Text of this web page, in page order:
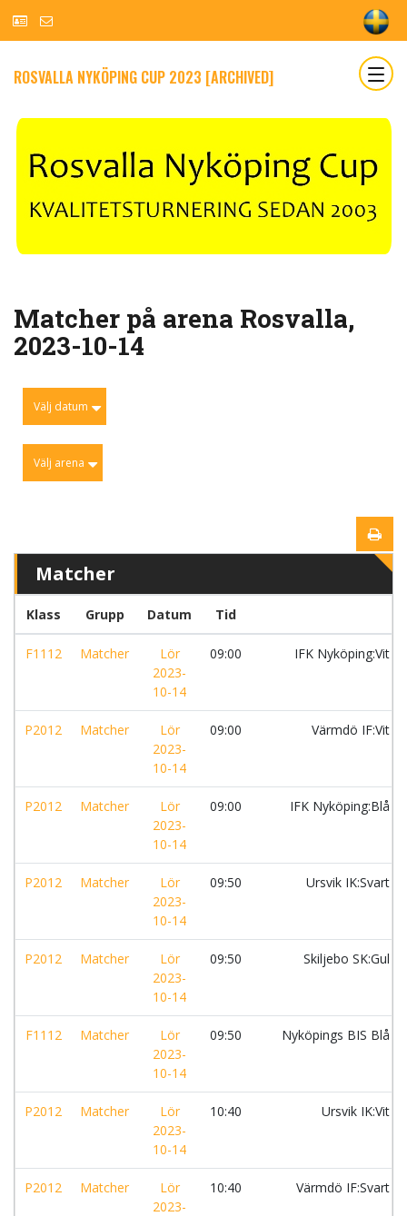
ROSVALLA NYKÖPING CUP 2023 [ARCHIVED]
Matcher på arena Rosvalla,
2023-10-14
Välj datum
Välj arena
Matcher
Klass Grupp Datum Tid
F1112 Matcher
Lör
2023-
10-14
09:00 IFK Nyköping:Vit
P2012 Matcher
Lör
2023-
10-14
09:00 Värmdö IF:Vit
P2012 Matcher
Lör
2023-
10-14
09:00 IFK Nyköping:Blå
P2012 Matcher
Lör
2023-
10-14
09:50 Ursvik IK:Svart
P2012 Matcher
Lör
2023-
10-14
09:50 Skiljebo SK:Gul
F1112 Matcher
Lör
2023-
10-14
09:50 Nyköpings BIS Blå
P2012 Matcher
Lör
2023-
10-14
10:40 Ursvik IK:Vit
P2012 Matcher
Lör
2023-
10:40 Värmdö IF:Svart